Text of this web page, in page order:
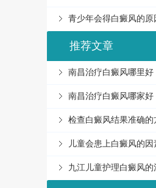
青少年会得白癜风的原
推荐文章
南昌治疗白癜风哪里好
南昌治疗白癜风哪家好
检查白癜风结果准确的
儿童会患上白癜风的因
九江儿童护理白癜风的